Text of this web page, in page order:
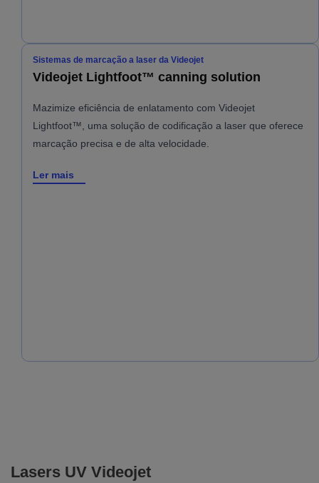
Sistemas de marcação a laser da Videojet
Videojet Lightfoot™ canning solution
Mazimize eficiência de enlatamento com Videojet
Lightfoot™, uma solução de codificação a laser que oferece
marcação precisa e de alta velocidade.
Ler mais
Lasers UV Videojet